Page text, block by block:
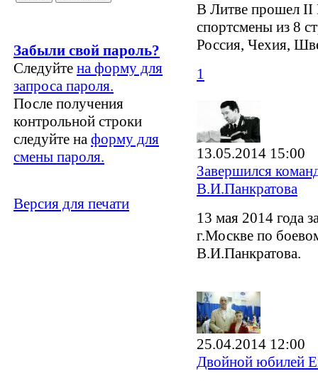
Забыли свой пароль?
Следуйте на форму для
запроса пароля.
После получения
контрольной строки
следуйте на форму для
смены пароля.
Версия для печати
В Литве прошел II
спортсмены из 8
Россия, Чехия,
1
13.05.2014 15:00
Завершился
В.И.Панкратова
13 мая 2014 года
г.Москве по
В.И.Панкратова.
25.04.2014 12:00
Двойной юбилей